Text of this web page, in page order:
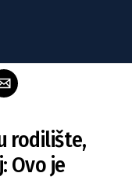
rodilište,
Ovo je